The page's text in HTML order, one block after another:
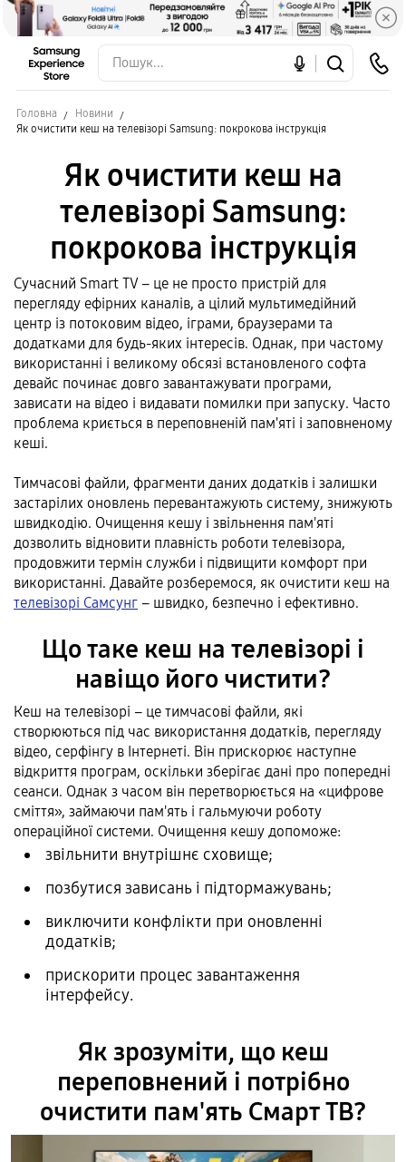
Головна
Новини
Як очистити кеш на телевізорі Samsung: покрокова інструкція
Як очистити кеш на
телевізорі Samsung:
покрокова інструкція
Сучасний Smart TV – це не просто пристрій для
перегляду ефірних каналів, а цілий мультимедійний
центр із потоковим відео, іграми, браузерами та
додатками для будь-яких інтересів. Однак, при частому
використанні і великому обсязі встановленого софта
девайс починає довго завантажувати програми,
зависати на відео і видавати помилки при запуску. Часто
проблема криється в переповненій пам'яті і заповненому
кеші.
Тимчасові файли, фрагменти даних додатків і залишки
застарілих оновлень перевантажують систему, знижують
швидкодію. Очищення кешу і звільнення пам'яті
дозволить відновити плавність роботи телевізора,
продовжити термін служби і підвищити комфорт при
використанні. Давайте розберемося, як очистити кеш на
телевізорі Самсунг – швидко, безпечно і ефективно.
Що таке кеш на телевізорі і
навіщо його чистити?
Кеш на телевізорі – це тимчасові файли, які
створюються під час використання додатків, перегляду
відео, серфінгу в Інтернеті. Він прискорює наступне
відкриття програм, оскільки зберігає дані про попередні
сеанси. Однак з часом він перетворюється на «цифрове
сміття», займаючи пам'ять і гальмуючи роботу
операційної системи. Очищення кешу допоможе:
звільнити внутрішнє сховище;
позбутися зависань і підтормажувань;
виключити конфлікти при оновленні
додатків;
прискорити процес завантаження
інтерфейсу.
Як зрозуміти, що кеш
переповнений і потрібно
очистити пам'ять Смарт ТВ?